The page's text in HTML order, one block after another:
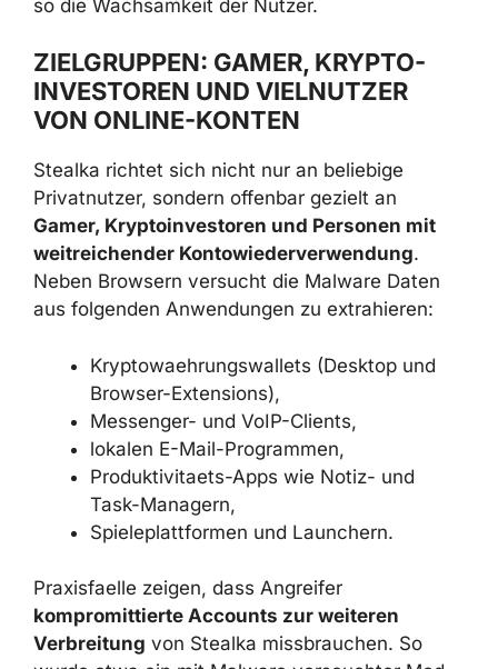
bestaetigt die Harmlosigkeit der Datei und
ZIELGRUPPEN: GAMER, KRYPTO-
INVESTOREN UND VIELNUTZER
VON ONLINE-KONTEN
Stealka richtet sich nicht nur an beliebige
Privatnutzer, sondern offenbar gezielt an
Gamer, Kryptoinvestoren und Personen mit
weitreichender Kontowiederverwendung.
Neben Browsern versucht die Malware Daten
Kryptowaehrungswallets (Desktop und
Browser-Extensions),
Messenger- und VoIP-Clients,
lokalen E-Mail-Programmen,
Produktivitaets-Apps wie Notiz- und
Task-Managern,
Praxisfaelle zeigen, dass Angreifer
kompromittierte Accounts zur weiteren